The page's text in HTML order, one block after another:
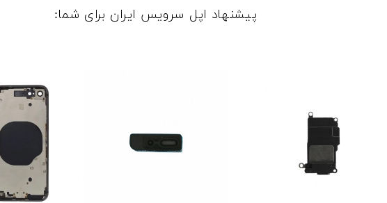
پیشنهاد اپل سرویس ایران برای شما: